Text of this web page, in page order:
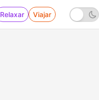
Relaxar Viajar